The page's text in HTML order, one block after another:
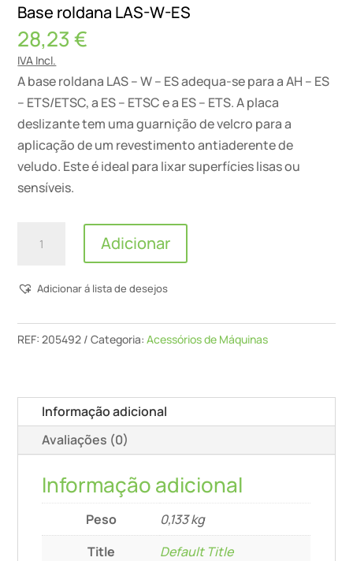
Base roldana LAS-W-ES
28,23€
IVA Incl.
A base roldana LAS – W – ES adequa-se para a AH – ES
– ETS/ETSC, a ES – ETSC e a ES – ETS. A placa
deslizante tem uma guarnição de velcro para a
aplicação de um revestimento antiaderente de
veludo. Este é ideal para lixar superfícies lisas ou
sensíveis.
Quantidade
roldana
W-
Adicionar
Adicionar á lista de desejos
REF:205492 Categoria:Acessórios de Máquinas
Informação adicional
Avaliações (0)
Informação adicional
Peso
0,133 kg
Title
Default Title